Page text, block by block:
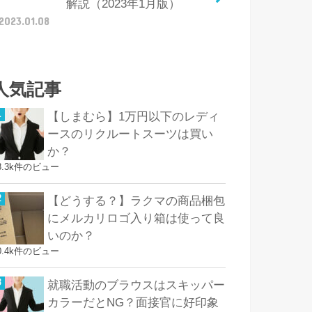
解説（2023年1月版）
気記事
【しまむら】1万円以下のレディ
ースのリクルートスーツは買い
か？
件のビュー
【どうする？】ラクマの商品梱包
にメルカリロゴ入り箱は使って良
いのか？
件のビュー
就職活動のブラウスはスキッパー
カラーだとNG？面接官に好印象